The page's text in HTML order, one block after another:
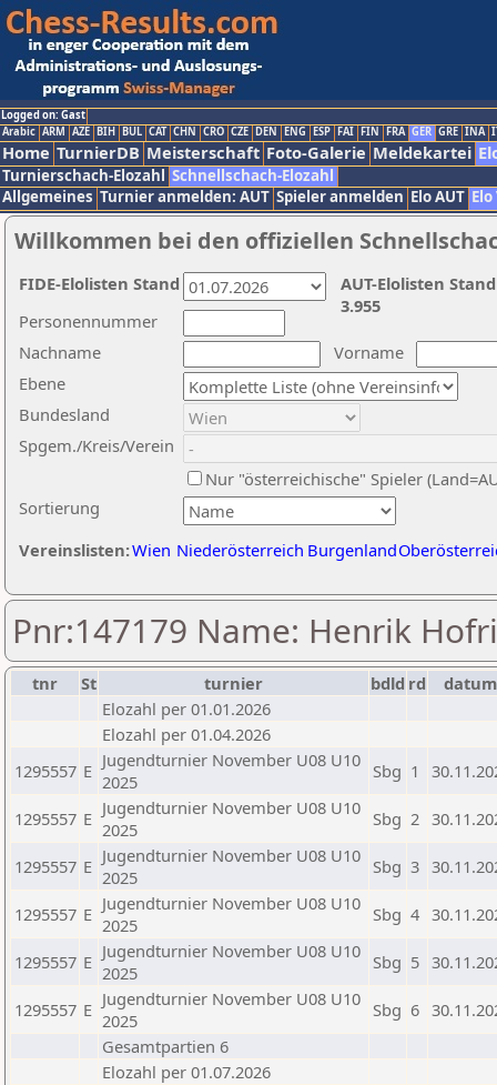
Logged on: Gast
Arabic ARM AZE BIH BUL CAT CHN CRO CZE DEN ENG ESP FAI FIN FRA GER GRE INA
Home TurnierDB Meisterschaft Foto-Galerie Meldekartei
Turnierschach-Elozahl Schnellschach-Elozahl
Allgemeines Turnier anmelden: AUT Spieler anmelden Elo AUT
Willkommen bei den offiziellen
Nachname
Vorname
Ebene
Sortierung
Personennummer
Bundesland
Spgem./Kreis/Verein
Nur "österreichische" Spieler
Vereinslisten:Wien Niederösterreich Burgenland
AUT-Elolisten
3.955
FIDE-Elolisten Stand
Pnr:147179 Name: Henrik
tnr St turnier bdld rd
datum
Elozahl per 01.01.2026
Elozahl per 01.04.2026
1295557 E Jugendturnier November U08 U10
2025
Sbg 1
1295557 E Jugendturnier November U08 U10
2025
Sbg 2
1295557 E Jugendturnier November U08 U10
2025
Sbg 3
1295557 E Jugendturnier November U08 U10
2025
Sbg 4
1295557 E Jugendturnier November U08 U10
2025
Sbg 5
1295557 E Jugendturnier November U08 U10
2025
Sbg 6
Gesamtpartien 6
Elozahl per 01.07.2026